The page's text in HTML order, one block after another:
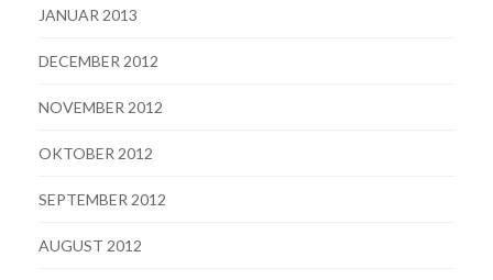
JANUAR 2013
DECEMBER 2012
NOVEMBER 2012
OKTOBER 2012
SEPTEMBER 2012
AUGUST 2012